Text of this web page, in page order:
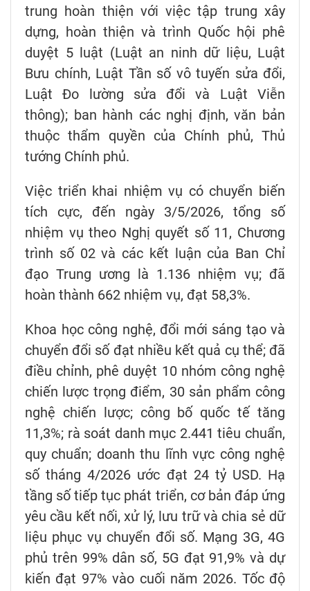
trung hoàn thiện với việc tập trung xây
dựng, hoàn thiện và trình Quốc hội phê
duyệt 5 luật (Luật an ninh dữ liệu, Luật
Bưu chính, Luật Tần số vô tuyến sửa đổi,
Luật Đo lường sửa đổi và Luật Viễn
thông); ban hành các nghị định, văn bản
thuộc thẩm quyền của Chính phủ, Thủ
tướng Chính phủ.
Việc triển khai nhiệm vụ có chuyển biến
tích cực, đến ngày 3/5/2026, tổng số
nhiệm vụ theo Nghị quyết số 11, Chương
trình số 02 và các kết luận của Ban Chỉ
đạo Trung ương là 1.136 nhiệm vụ; đã
hoàn thành 662 nhiệm vụ, đạt 58,3%.
Khoa học công nghệ, đổi mới sáng tạo và
chuyển đổi số đạt nhiều kết quả cụ thể; đã
điều chỉnh, phê duyệt 10 nhóm công nghệ
chiến lược trọng điểm, 30 sản phẩm công
nghệ chiến lược; công bố quốc tế tăng
11,3%; rà soát danh mục 2.441 tiêu chuẩn,
quy chuẩn; doanh thu lĩnh vực công nghệ
số tháng 4/2026 ước đạt 24 tỷ USD. Hạ
tầng số tiếp tục phát triển, cơ bản đáp ứng
yêu cầu kết nối, xử lý, lưu trữ và chia sẻ dữ
liệu phục vụ chuyển đổi số. Mạng 3G, 4G
phủ trên 99% dân số, 5G đạt 91,9% và dự
kiến đạt 97% vào cuối năm 2026. Tốc độ